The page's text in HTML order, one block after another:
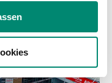
mit
ihnen bereitgestellt
Nutzung der Dienste